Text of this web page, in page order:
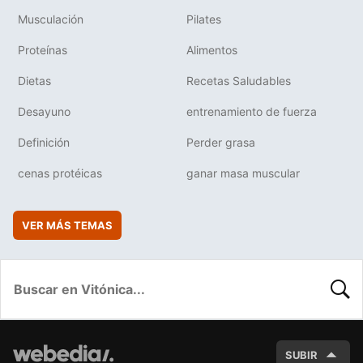
Musculación Pilates
Proteínas Alimentos
Dietas Recetas Saludables
Desayuno entrenamiento de fuerza
Definición Perder grasa
cenas protéicas ganar masa muscular
VER MÁS TEMAS
SUBIR